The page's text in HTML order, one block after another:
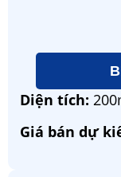
Diện tích:
Giá bán dự